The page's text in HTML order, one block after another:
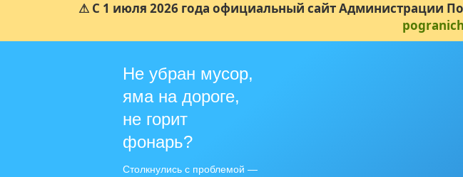
⚠ С 1 июля 2026 года официальный сайт Администрации
Не убран мусор,
яма на дороге,
не горит
фонарь?
Столкнулись с проблемой —